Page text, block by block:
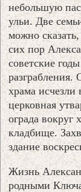
небольшую
ульи. Две
можно
сих пор
советские
разграбления.
храма исчезли
церковная
ограда вокруг
кладбище.
здание
Жизнь
родными